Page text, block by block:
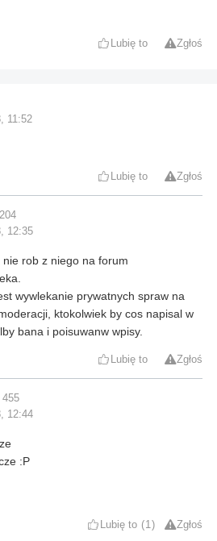
Lubię to Zgłoś
11:52
Lubię to Zgłoś
204
12:35
rob z niego na forum
wywlekanie prywatnych spraw na
ktokolwiek by cos napisal w
bana i poisuwanw wpisy.
Lubię to Zgłoś
455
12:44
:P
Lubię to 1 Zgłoś